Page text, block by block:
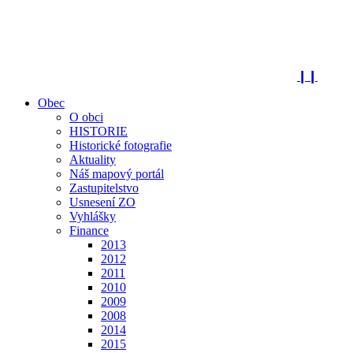
Obec
O obci
HISTORIE
Historické fotografie
Aktuality
Náš mapový portál
Zastupitelstvo
Usnesení ZO
Vyhlášky
Finance
2013
2012
2011
2010
2009
2008
2014
2015